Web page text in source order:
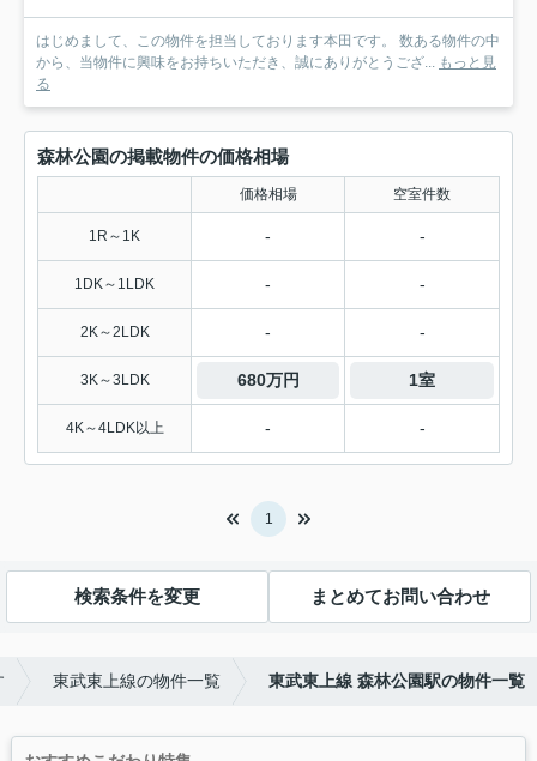
はじめまして、この物件を担当しております本田です。 数ある物件の中
から、当物件に興味をお持ちいただき、誠にありがとうござ... もっと見
る
森林公園の掲載物件の価格相場
価格相場 空室件数
1R～1K - -
1DK～1LDK - -
2K～2LDK - -
3K～3LDK 680万円 1室
4K～4LDK以上 - -
1
検索条件を変更 まとめてお問い合わせ
東武東上線の物件一覧 東武東上線 森林公園駅の物件一覧